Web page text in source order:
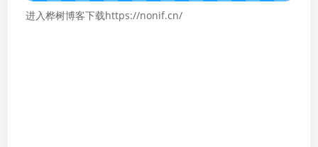
进入桦树博客下载https://nonif.cn/